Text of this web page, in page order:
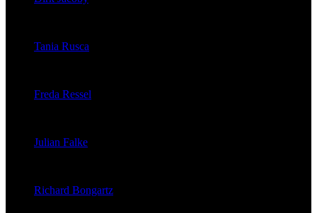
Tania Rusca
Freda Ressel
Julian Falke
Richard Bongartz